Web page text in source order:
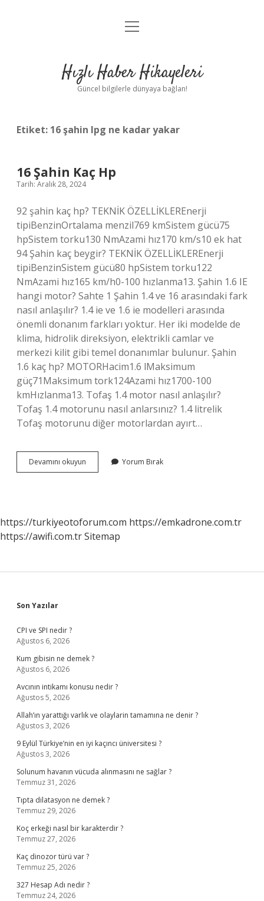
Anasayfa
Yasal Uyarı
menüyü
Hızlı Haber Hikayeleri
Güncel bilgilerle dünyaya bağlan!
Etiket: 16 şahin lpg ne kadar yakar
16 Şahin Kaç Hp
Tarih: Aralık 28, 2024
92 şahin kaç hp? TEKNİK ÖZELLİKLEREnerji
tipiBenzinOrtalama menzil769 kmSistem gücü75
hpSistem torku130 NmAzami hız170 km/s10 ek hat
94 Şahin kaç beygir? TEKNİK ÖZELLİKLEREnerji
tipiBenzinSistem gücü80 hpSistem torku122
NmAzami hız165 km/h0-100 hızlanma13. Şahin 1.6 IE
hangi motor? Sahte 1 Şahin 1.4 ve 16 arasındaki fark
nasıl anlaşılır? 1.4 ie ve 1.6 ie modelleri arasında
önemli donanım farkları yoktur. Her iki modelde de
klima, hidrolik direksiyon, elektrikli camlar ve
merkezi kilit gibi temel donanımlar bulunur. Şahin
1.6 kaç hp? MOTORHacim1.6 lMaksimum
güç71Maksimum tork124Azami hız1700-100
kmHızlanma13. Tofaş 1.4 motor nasıl anlaşılır?
Tofaş 1.4 motorunu nasıl anlarsınız? 1.4 litrelik
Tofaş motorunu diğer motorlardan ayırt…
Devamını okuyun
Şahin
Yorum Bırak
https://turkiyeotoforum.com https://emkadrone.com.tr
https://awifi.com.trSitemap
Sidebar
Son Yazılar
CPI ve SPI nedir ?
Ağustos 6, 2026
Kum gibisin ne demek ?
Ağustos 6, 2026
Avcının intikamı konusu nedir ?
Ağustos 5, 2026
Allah’ın yarattığı varlık ve olaylarin tamamına ne denir ?
Ağustos 3, 2026
9 Eylül Türkiye’nin en iyi kaçıncı üniversitesi ?
Ağustos 3, 2026
Solunum havanın vücuda alınmasını ne sağlar ?
Temmuz 31, 2026
Tıpta dilatasyon ne demek ?
Temmuz 29, 2026
Koç erkeği nasıl bir karakterdir ?
Temmuz 27, 2026
Kaç dinozor türü var ?
Temmuz 25, 2026
327 Hesap Adı nedir ?
Temmuz 24, 2026